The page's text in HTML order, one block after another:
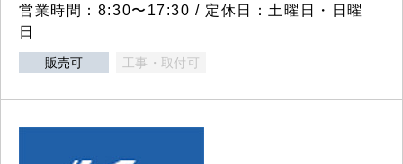
営業時間：8:30〜17:30 / 定休日：土曜日・日曜
日
販売可 工事・取付可